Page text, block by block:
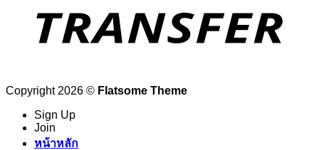
Copyright 2026 © Flatsome Theme
Sign Up
Join
หน้าหลัก